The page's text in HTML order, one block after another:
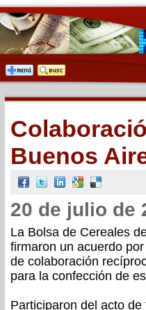
Buenos
20 de julio de
La Bolsa de Cereales
firmaron un acuerdo
de colaboración
para la confección de
Participaron del acto